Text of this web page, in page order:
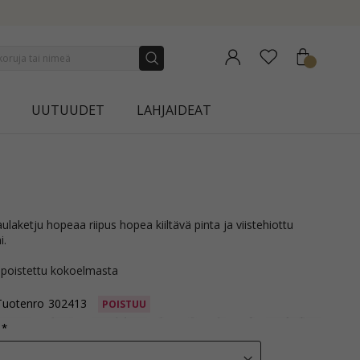
UUTUUDET LAHJAIDEAT
poistettu kokoelmasta
302413 POISTUU